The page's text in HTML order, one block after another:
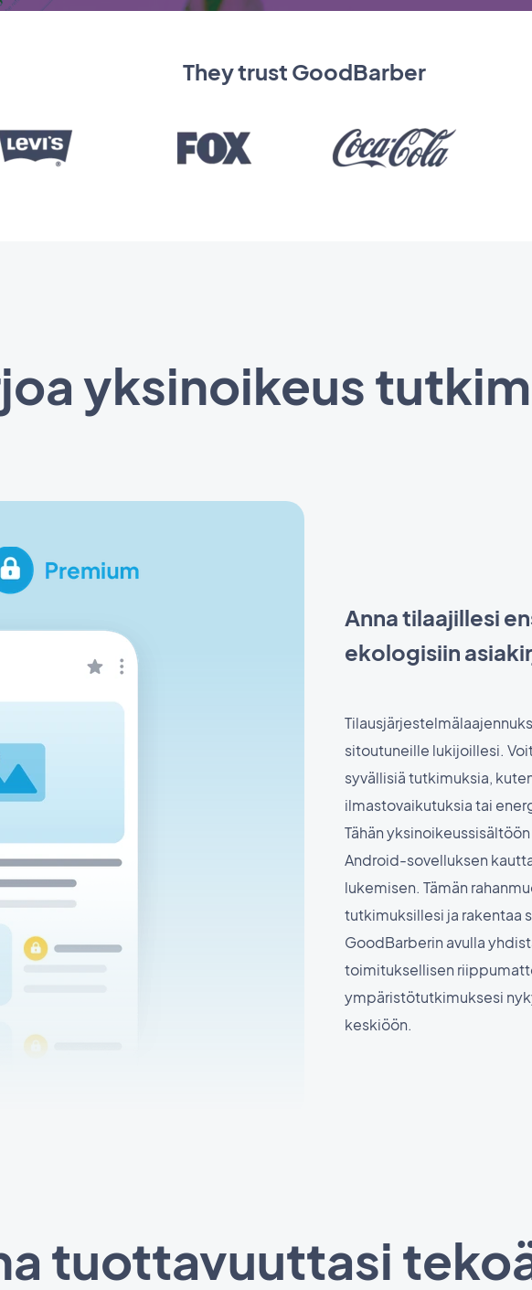
They trust GoodBarber
yksinoikeus
Anna tilaajillesi
ekologisiin
sitoutuneille lukijoillesi.
syvällisiä tutkimuksia,
ilmastovaikutuksia tai
Tähän
Android-sovelluksen
lukemisen. Tämän
tutkimuksillesi ja rakentaa
GoodBarberin avulla
toimituksellisen
ympäristötutkimuksesi
keskiöön.
tuottavuuttasi